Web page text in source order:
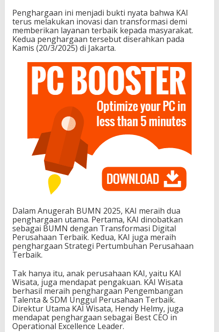
Penghargaan ini menjadi bukti nyata bahwa KAI
terus melakukan inovasi dan transformasi demi
memberikan layanan terbaik kepada masyarakat.
Kedua penghargaan tersebut diserahkan pada
Kamis (20/3/2025) di Jakarta.
Dalam Anugerah BUMN 2025, KAI meraih dua
penghargaan utama. Pertama, KAI dinobatkan
sebagai BUMN dengan Transformasi Digital
Perusahaan Terbaik. Kedua, KAI juga meraih
penghargaan Strategi Pertumbuhan Perusahaan
Terbaik.
Tak hanya itu, anak perusahaan KAI, yaitu KAI
Wisata, juga mendapat pengakuan. KAI Wisata
berhasil meraih penghargaan Pengembangan
Talenta & SDM Unggul Perusahaan Terbaik.
Direktur Utama KAI Wisata, Hendy Helmy, juga
mendapat penghargaan sebagai Best CEO in
Operational Excellence Leader.